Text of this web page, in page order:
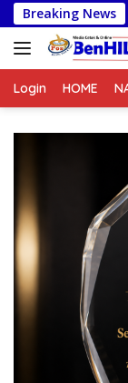
Langsung
ke
konten
Breaking News
Ke-1 Brigif TP
Login HOME